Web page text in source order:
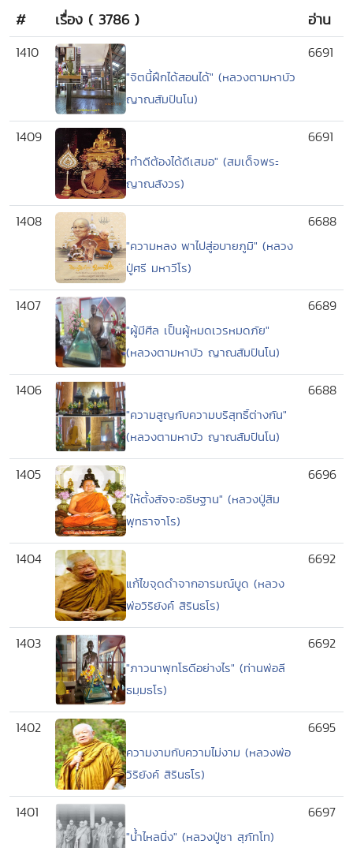
# เรื่อง ( 3786 ) อ่าน
1410
"จิตนี้ฝึกได้สอนได้" (หลวงตามหาบัว
ญาณสัมปันโน)
6691
1409
"ทำดีต้องได้ดีเสมอ" (สมเด็จพระ
ญาณสังวร)
6691
1408
"ความหลง พาไปสู่อบายภูมิ" (หลวง
ปู่ศรี มหาวีโร)
6688
1407
"ผู้มีศีล เป็นผู้หมดเวรหมดภัย"
(หลวงตามหาบัว ญาณสัมปันโน)
6689
1406
"ความสูญกับความบริสุทธิ์ต่างกัน"
(หลวงตามหาบัว ญาณสัมปันโน)
6688
1405
"ให้ตั้งสัจจะอธิษฐาน" (หลวงปู่สิม
พุทธาจาโร)
6696
1404
แก้ไขจุดดำจากอารมณ์บูด (หลวง
พ่อวิริยังค์ สิรินธโร)
6692
1403
"ภาวนาพุทโธดีอย่างไร" (ท่านพ่อลี
ธมฺมธโร)
6692
1402
ความงามกับความไม่งาม (หลวงพ่อ
วิริยังค์ สิรินธโร)
6695
1401
"น้ำไหลนิ่ง" (หลวงปู่ชา สุภัทโท)
6697